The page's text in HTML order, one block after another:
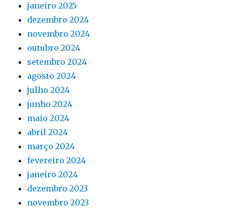
janeiro 2025
dezembro 2024
novembro 2024
outubro 2024
setembro 2024
agosto 2024
julho 2024
junho 2024
maio 2024
abril 2024
março 2024
fevereiro 2024
janeiro 2024
dezembro 2023
novembro 2023